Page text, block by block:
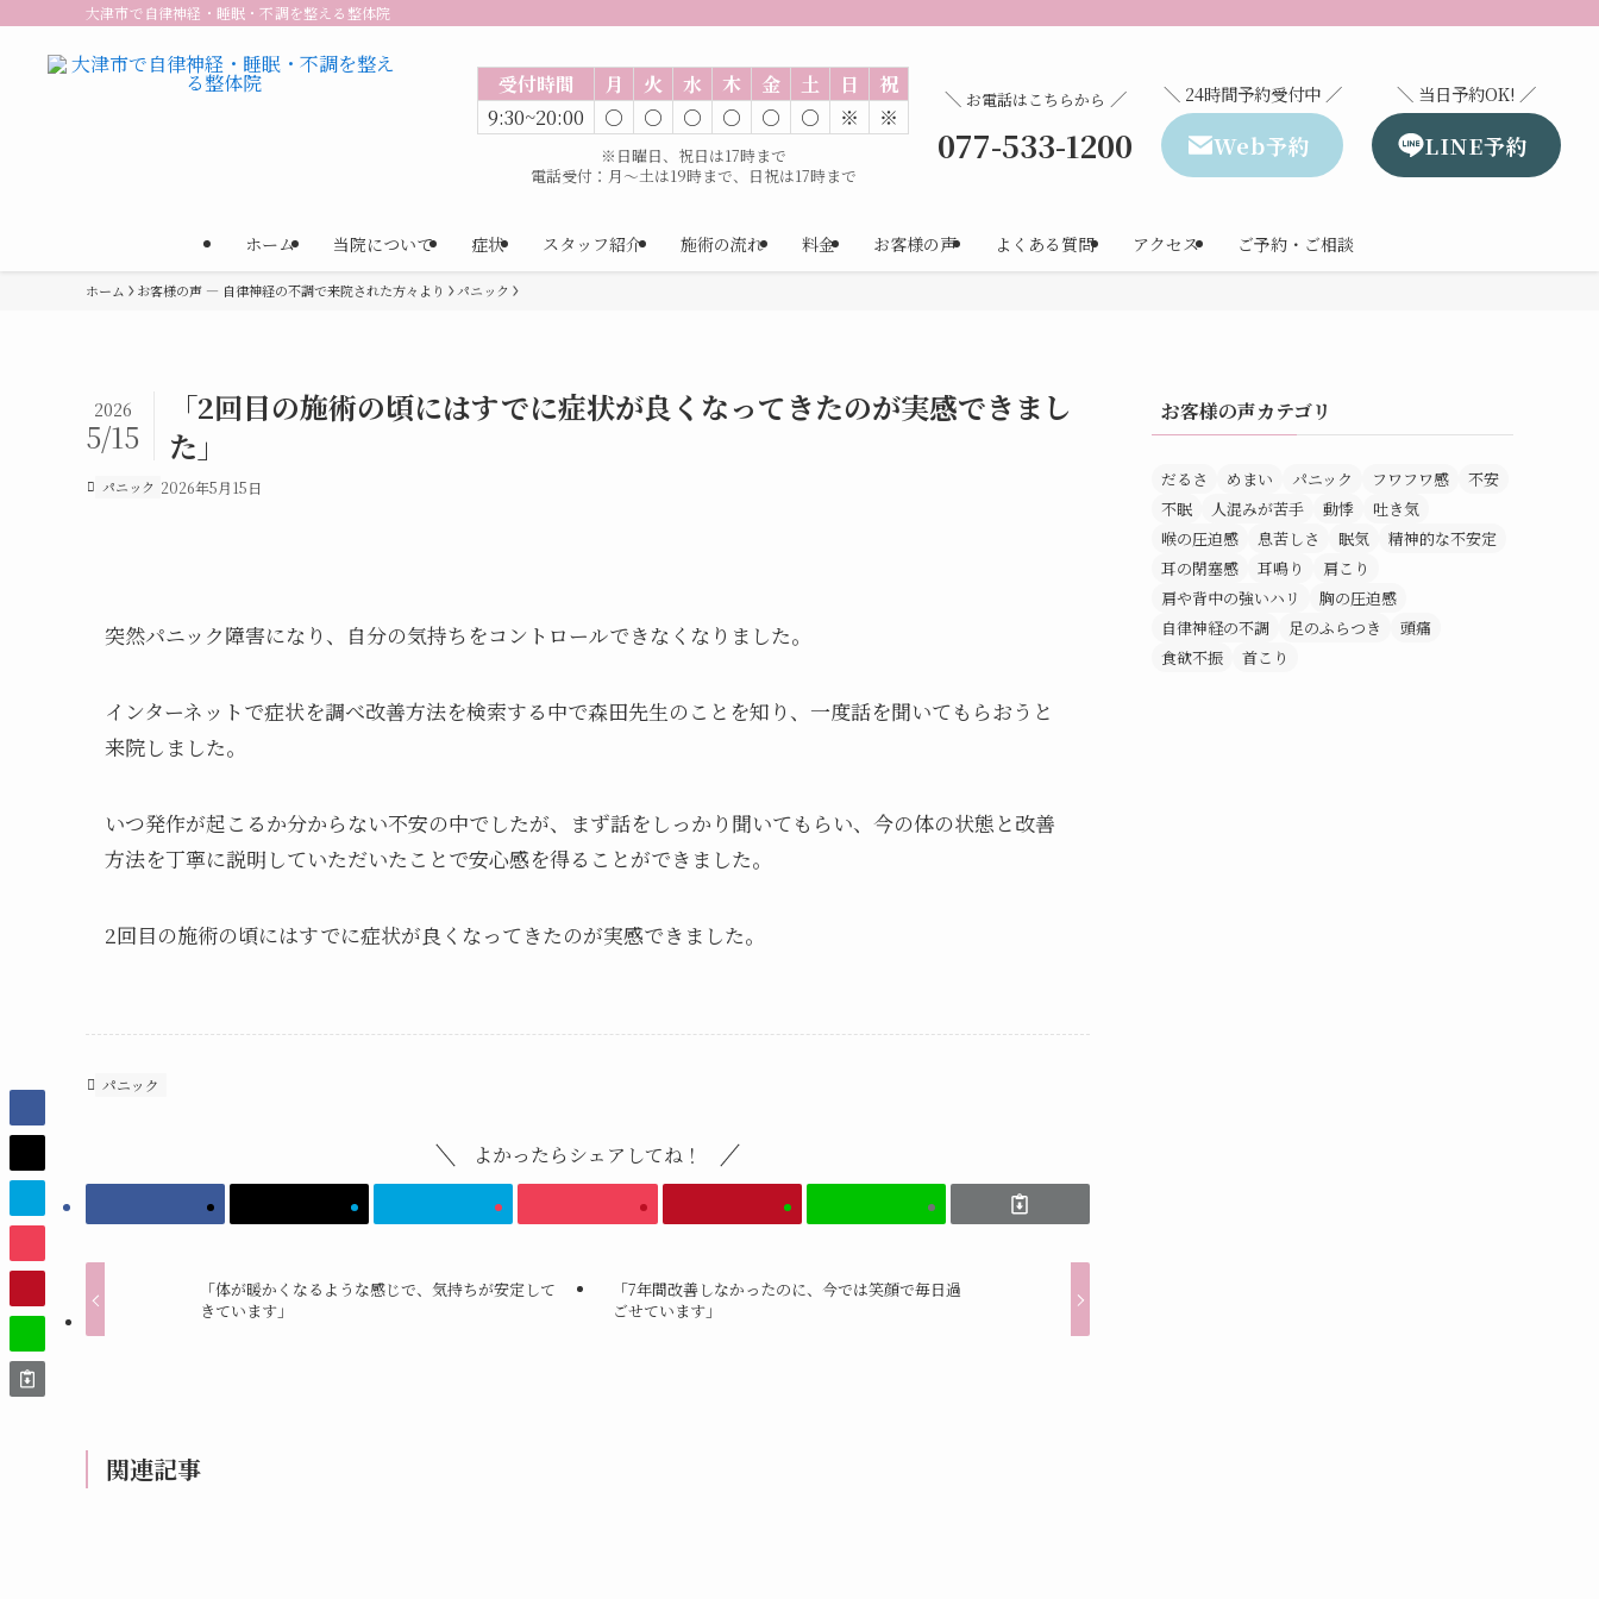
大津市で自律神経・睡眠・不調を整える整体院
ホーム 当院について 症状 スタッフ紹介 施術の流れ 料金 お客様の声 よくある質問 アクセス ご予約・ご相談
受付時間 月 火 水 木 金 土 日
祝
9:30~20:00
○ ○ ○ ○ ○ ○ ※ ※
※日曜日、祝日は17時まで
電話受付：月～土は19時まで、日祝は17時まで
＼ お電話はこちらから ／
077-533-1200
＼ 24時間予約受付中 ／
Web予約
＼ 当日予約OK! ／
LINE予約
ホーム お客様の声 — 自律神経の不調で来院された方々より パニック
「2回目の施術の頃にはすでに症状が良くなってきたのが実感できまし
た」
2026
5/15
パニック 2026年5月15日
突然パニック障害になり、自分の気持ちをコントロールできなくなりました。
インターネットで症状を調べ改善方法を検索する中で森田先生のことを知り、一度話を聞いてもらおうと
来院しました。
いつ発作が起こるか分からない不安の中でしたが、まず話をしっかり聞いてもらい、今の体の状態と改善
方法を丁寧に説明していただいたことで安心感を得ることができました。
2回目の施術の頃にはすでに症状が良くなってきたのが実感できました。
パニック
よかったらシェアしてね！
「体が暖かくなるような感じで、気持ちが安定して
きています」
「7年間改善しなかったのに、今では笑顔で毎日過
ごせています」
関連記事
お客様の声カテゴリ
だるさ めまい パニック フワフワ感
不安
不眠
人混みが苦手 動悸
吐き気
喉の圧迫感
息苦しさ 眠気
精神的な不安定
耳の閉塞感
耳鳴り
肩こり
肩や背中の強いハリ
胸の圧迫感
自律神経の不調
足のふらつき
頭痛
食欲不振
首こり